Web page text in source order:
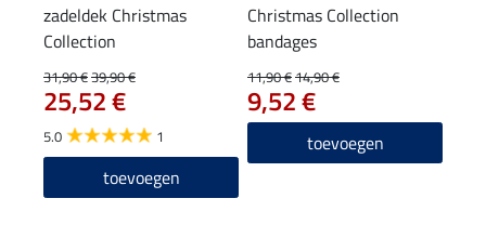
zadeldek Christmas
Collection
31,90 €39,90 €
25,52 €
5.0 1
toevoegen
Christmas Collection
bandages
11,90 €14,90 €
9,52 €
toevoegen